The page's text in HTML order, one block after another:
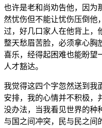
也许是老和尚劝告他，因为
然忧伤但不能让忧伤压倒他
过，好几口家人在他背上，
整天愁眉苦脸，必须拿心胸
喜乐，经得起困难也能盼望
人才豁达。
我觉得这四个字忽然送到我
安排，我的心情并不积极，
没办法，当我看见世界的种
与国之间冲突，民与民之间